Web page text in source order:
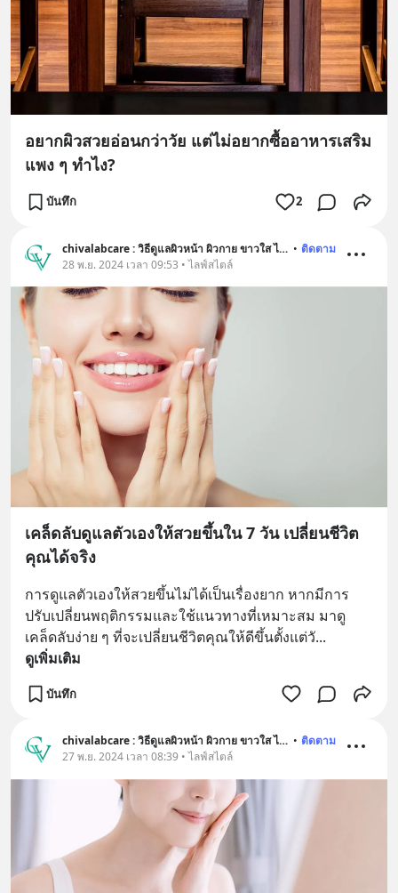
อยากผิวสวยอ่อนกว่าวัย แต่ไม่อยากซื้ออาหารเสริม
แพง ๆ ทำไง?
บันทึก 2
chivalabcare : วิธีดูแลผิวหน้า ผิวกาย ขาวใส ไร้สิว อ่อนเยาว์ • ติดตาม
28 พ.ย. 2024 เวลา 09:53 • ไลฟ์สไตล์
เคล็ดลับดูแลตัวเองให้สวยขึ้นใน 7 วัน เปลี่ยนชีวิต
คุณได้จริง
การดูแลตัวเองให้สวยขึ้นไม่ได้เป็นเรื่องยาก หากมีการ
ปรับเปลี่ยนพฤติกรรมและใช้แนวทางที่เหมาะสม มาดู
เคล็ดลับง่าย ๆ ที่จะเปลี่ยนชีวิตคุณให้ดีขึ้นตั้งแต่วั...
ดูเพิ่มเติม
บันทึก
chivalabcare : วิธีดูแลผิวหน้า ผิวกาย ขาวใส ไร้สิว อ่อนเยาว์ • ติดตาม
27 พ.ย. 2024 เวลา 08:39 • ไลฟ์สไตล์